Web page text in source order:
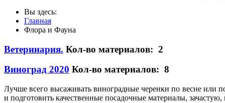
Вы здесь:
Главная
Флора и Фауна
Ветеринария. Кол-во материалов: 2
Виноград 2020 Кол-во материалов: 8
Лучше всего высаживать виноградные черенки по весне или
и подготовить качественные посадочные материалы,